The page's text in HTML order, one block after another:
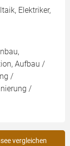
Elektriker,
Aufbau /
/
/
vergleichen